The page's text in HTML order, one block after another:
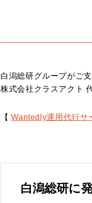
白潟総研グループがご
株式会社クラスアクト
【Wantedly運用代行サ
白潟総研に